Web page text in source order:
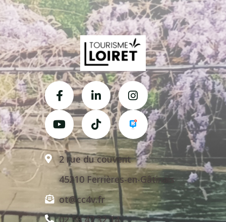
2 rue du couvent
45210 Ferrières-en-Gâtinais
ot@cc4v.fr
02 58 47 32 14